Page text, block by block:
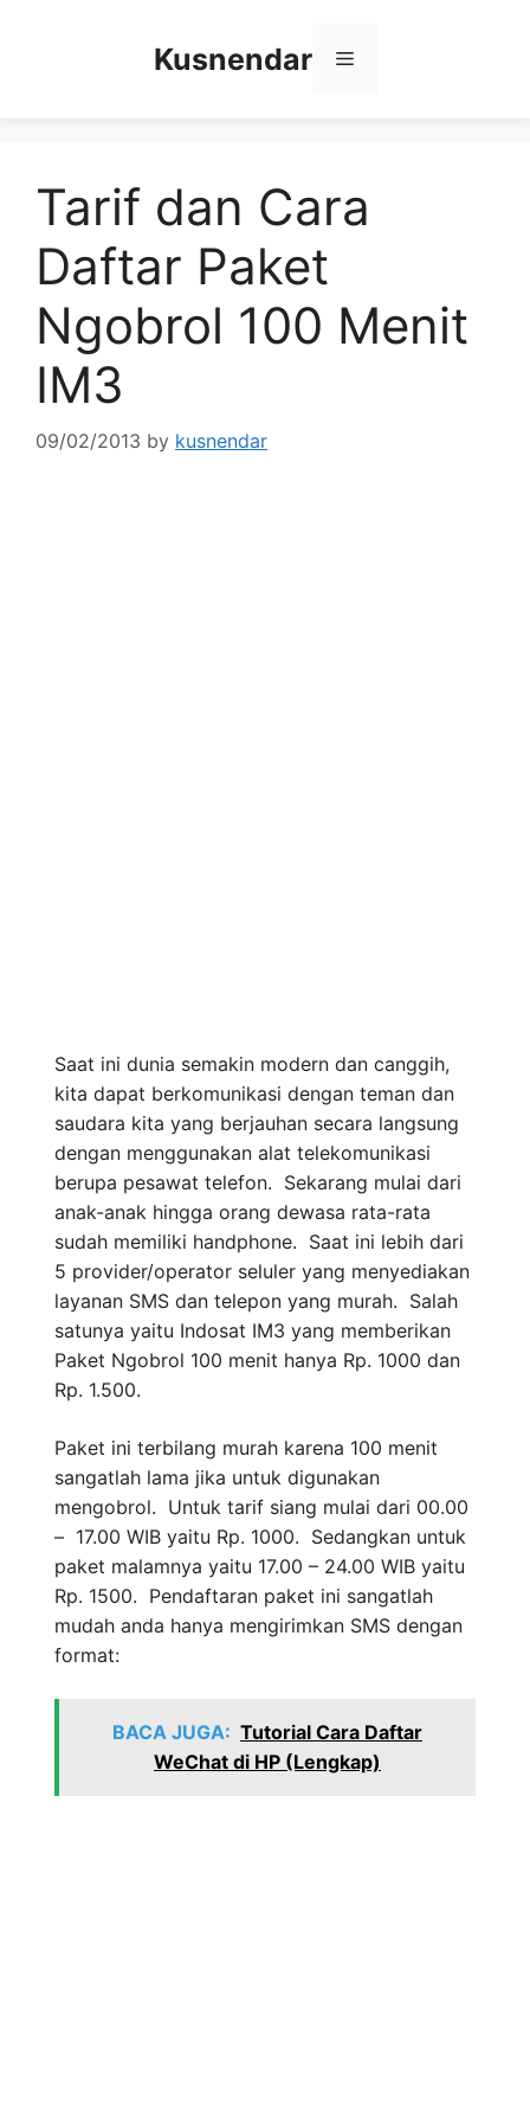
Kusnendar Menu
Tarif dan Cara
Daftar Paket
Ngobrol 100 Menit
IM3
09/02/2013 by kusnendar
Saat ini dunia semakin modern dan canggih,
kita dapat berkomunikasi dengan teman dan
saudara kita yang berjauhan secara langsung
dengan menggunakan alat telekomunikasi
berupa pesawat telefon. Sekarang mulai dari
anak-anak hingga orang dewasa rata-rata
sudah memiliki handphone. Saat ini lebih dari
5 provider/operator seluler yang menyediakan
layanan SMS dan telepon yang murah. Salah
satunya yaitu Indosat IM3 yang memberikan
Paket Ngobrol 100 menit hanya Rp. 1000 dan
Rp. 1.500.
Paket ini terbilang murah karena 100 menit
sangatlah lama jika untuk digunakan
mengobrol. Untuk tarif siang mulai dari 00.00
– 17.00 WIB yaitu Rp. 1000. Sedangkan untuk
paket malamnya yaitu 17.00 – 24.00 WIB yaitu
Rp. 1500. Pendaftaran paket ini sangatlah
mudah anda hanya mengirimkan SMS dengan
format:
BACA JUGA: Tutorial Cara Daftar
WeChat di HP (Lengkap)